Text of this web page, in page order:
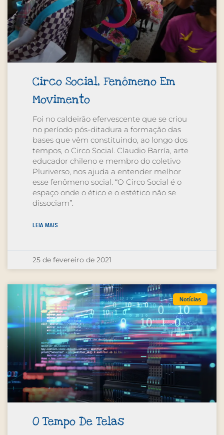
Circo Social, Fenômeno Em
Movimento
Foi no caldeirão efervescente que se criou
no período pós-ditadura a formação das
bases que vêm constituindo, ao longo dos
tempos, o Circo Social. Claudio Barría, arte
educador chileno e membro do coletivo
Pluriverso, nos ajuda a entender melhor
esse fenômeno social. “O Circo Social é o
espaço onde o ético e o estético não se
dissociam”.
LEIA MAIS
25 de fevereiro de 2021
Notícias
O Tempo De Telas